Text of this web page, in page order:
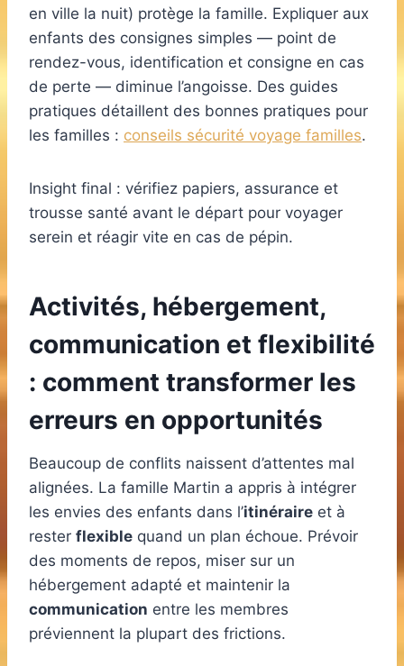
en ville la nuit) protège la famille. Expliquer aux
enfants des consignes simples — point de
rendez-vous, identification et consigne en cas
de perte — diminue l’angoisse. Des guides
pratiques détaillent des bonnes pratiques pour
les familles : conseils sécurité voyage familles.
Insight final : vérifiez papiers, assurance et
trousse santé avant le départ pour voyager
serein et réagir vite en cas de pépin.
Activités, hébergement,
communication et flexibilité
: comment transformer les
erreurs en opportunités
Beaucoup de conflits naissent d’attentes mal
alignées. La famille Martin a appris à intégrer
les envies des enfants dans l’itinéraire et à
rester flexible quand un plan échoue. Prévoir
des moments de repos, miser sur un
hébergement adapté et maintenir la
communication entre les membres
préviennent la plupart des frictions.